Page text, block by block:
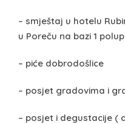
– smještaj u hotelu
u Poreču na bazi 1
– piće dobrodošlice
– posjet gradovima i
– posjet i degustacije (